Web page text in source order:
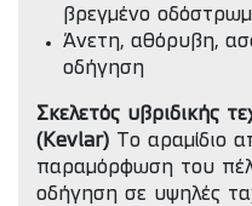
βρεγμένο
Άνετη, αθόρυβη,
οδήγηση
Σκελετός υβριδικής
(Kevlar) Το αραμίδιο
παραμόρφωση του
οδήγηση σε υψηλές